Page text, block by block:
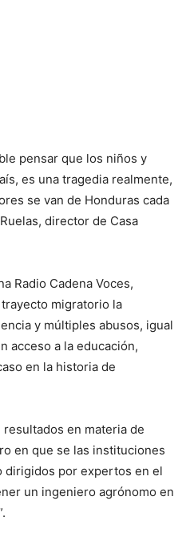
pensar que los niños y
es una tragedia realmente,
se van de Honduras cada
director de Casa
Radio Cadena Voces,
migratorio la
y múltiples abusos, igual
acceso a la educación,
en la historia de
en materia de
en que se las instituciones
dirigidos por expertos en el
un ingeniero agrónomo en